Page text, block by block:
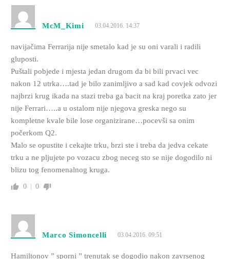
McM_Kimi 03.04.2016. 14:37
navijačima Ferrarija nije smetalo kad je su oni varali i radili
gluposti.
Puštali pobjede i mjesta jedan drugom da bi bili prvaci vec
nakon 12 utrka….tad je bilo zanimljivo a sad kad covjek odvozi
najbrzi krug ikada na stazi treba ga bacit na kraj poretka zato jer
nije Ferrari…..a u ostalom nije njegova greska nego su
kompletne kvale bile lose organizirane…pocevši sa onim
počerkom Q2.
Malo se opustite i cekajte trku, brzi ste i treba da jedva cekate
trku a ne pljujete po vozacu zbog neceg sto se nije dogodilo ni
blizu tog fenomenalnog kruga.
0 0
Marco Simoncelli 03.04.2016. 09:51
Hamiltonov ” sporni ” trenutak se dogodio nakon zavrsenog